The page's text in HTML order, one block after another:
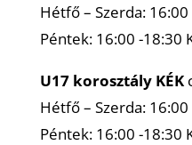
Hétfő – Szerda:
Péntek: 16:00 -18:30
U17 korosztály KÉK
Hétfő – Szerda:
Péntek: 16:00 -18:30